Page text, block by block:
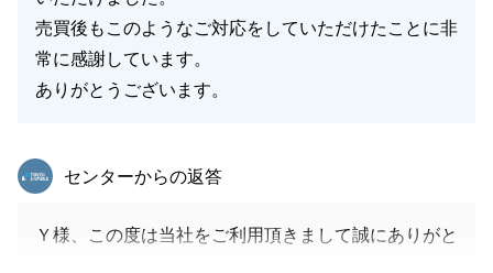
売買後もこのようなご対応をしていただけたことに非
常に感謝しています。
ありがとうございます。
東急リバブル
センターからの返答
Ｙ様、この度は当社をご利用頂きまして誠にありがと